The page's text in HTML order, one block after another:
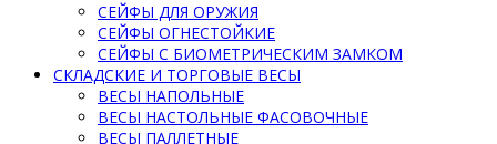
СЕЙФЫ ДЛЯ ОРУЖИЯ
СЕЙФЫ ОГНЕСТОЙКИЕ
СЕЙФЫ С БИОМЕТРИЧЕСКИМ ЗАМКОМ
СКЛАДСКИЕ И ТОРГОВЫЕ ВЕСЫ
ВЕСЫ НАПОЛЬНЫЕ
ВЕСЫ НАСТОЛЬНЫЕ ФАСОВОЧНЫЕ
ВЕСЫ ПАЛЛЕТНЫЕ